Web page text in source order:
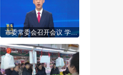
市委常委会召开会议 学习贯彻习近平总书记近期重要讲话重要指示精神 研究部署相关工作 陈之常主持